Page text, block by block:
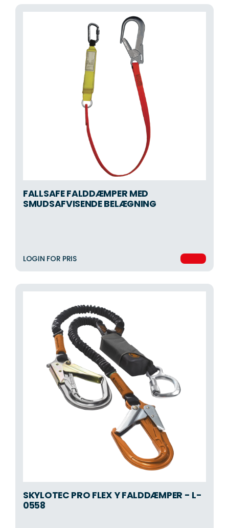
FALLSAFE FALDDÆMPER MED
SMUDSAFVISENDE BELÆGNING
LOGIN FOR PRIS
SKYLOTEC PRO FLEX Y FALDDÆMPER - L-
0558